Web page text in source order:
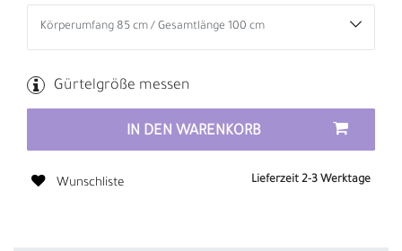
Gürtelgröße messen
IN DEN WARENKORB
Wunschliste Lieferzeit 2-3 Werktage